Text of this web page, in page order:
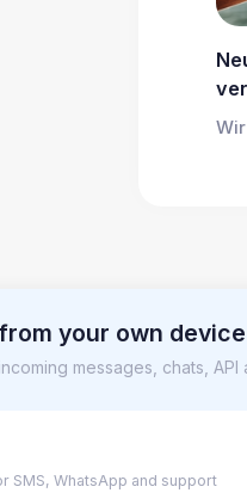
your own
messages, chats,
SMS, WhatsApp and support